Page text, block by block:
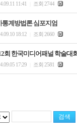
11:41 조회 2744
통계방법론 심포지엄
18:12 조회 2660
회 한국미디어패널 학술대
17:29 조회 2581